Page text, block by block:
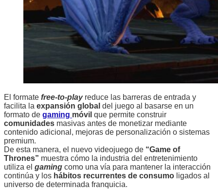
El formate free-to-playreduce las barreras de entrada y
facilita la expansión global del juego al basarse en un
formato de gaming móvil que permite construir
comunidades masivas antes de monetizar mediante
contenido adicional, mejoras de personalización o sistemas
premium.
De esta manera, el nuevo videojuego de “Game of
Thrones” muestra cómo la industria del entretenimiento
utiliza el gaming como una vía para mantener la interacción
continúa y los hábitos recurrentes de consumo ligados al
universo de determinada franquicia.